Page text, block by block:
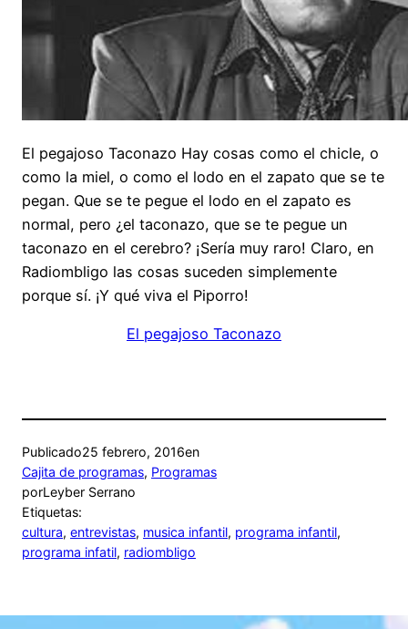
El pegajoso Taconazo Hay cosas como el chicle, o
como la miel, o como el lodo en el zapato que se te
pegan. Que se te pegue el lodo en el zapato es
normal, pero ¿el taconazo, que se te pegue un
taconazo en el cerebro? ¡Sería muy raro! Claro, en
Radiombligo las cosas suceden simplemente
porque sí. ¡Y qué viva el Piporro!
El pegajoso Taconazo
Publicado25 febrero, 2016en
Cajita de programas, Programas
porLeyber Serrano
Etiquetas:
cultura, entrevistas, musica infantil, programa infantil
programa infatil, radiombligo